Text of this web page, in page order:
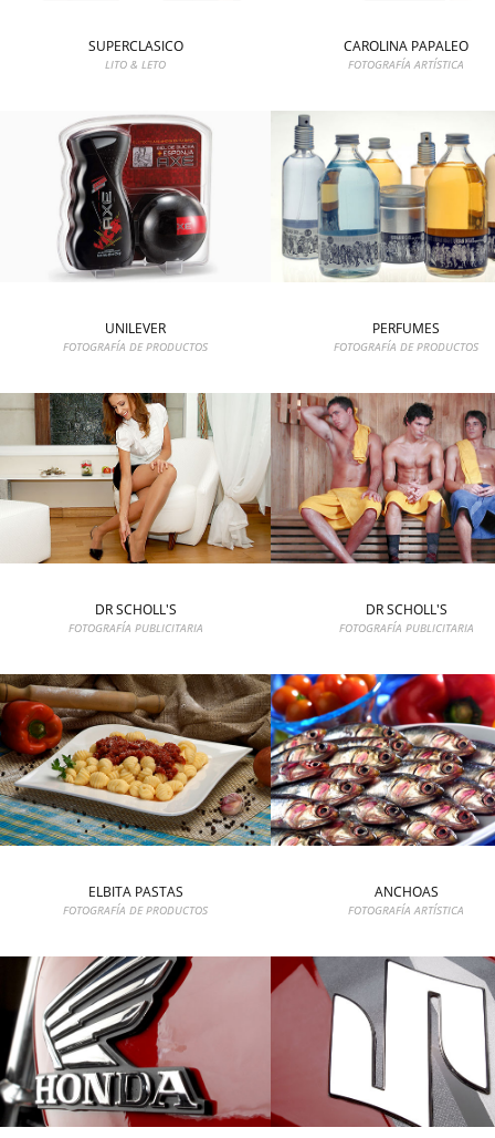
SUPERCLASICO
LITO & LETO
CAROLINA PAPALEO
FOTOGRAFÍA ARTÍSTICA
UNILEVER
FOTOGRAFÍA DE PRODUCTOS
PERFUMES
FOTOGRAFÍA DE PRODUCTOS
DR SCHOLL'S
FOTOGRAFÍA PUBLICITARIA
DR SCHOLL'S
FOTOGRAFÍA PUBLICITARIA
ELBITA PASTAS
FOTOGRAFÍA DE PRODUCTOS
ANCHOAS
FOTOGRAFÍA ARTÍSTICA